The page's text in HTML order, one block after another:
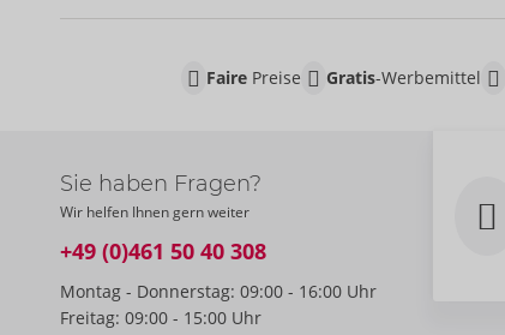
FairePreise Gratis-Werbemittel
Sie haben Fragen?
Wir helfen Ihnen gern weiter
+49 (0)461 50 40 308
Montag - Donnerstag: 09:00 - 16:00 Uhr
Freitag: 09:00 - 15:00 Uhr